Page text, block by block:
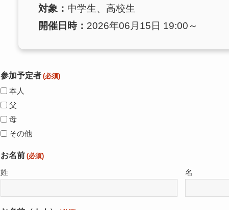
対象： 中学生、高校生
開催日時： 2026年06月15日 19:00～
参加予定者 (必須)
本人
父
母
その他
お名前 (必須)
姓 名